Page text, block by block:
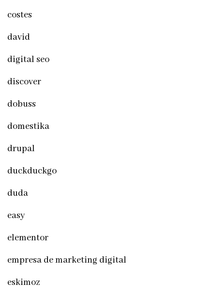
costes
david
digital seo
discover
dobuss
domestika
drupal
duckduckgo
duda
easy
elementor
empresa de marketing digital
eskimoz